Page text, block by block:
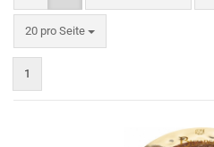
20 pro Seite
pro Seite
1